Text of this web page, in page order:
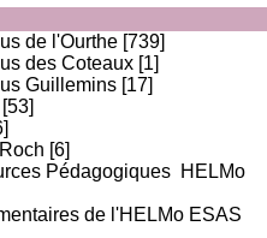
de l'Ourthe [739]
des Coteaux [1]
Guillemins [17]
[53]
[6]
Pédagogiques HELMo
de l'HELMo ESAS